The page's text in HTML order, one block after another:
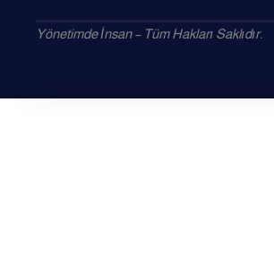
Yönetimde İnsan – Tüm Hakları Saklıdır.